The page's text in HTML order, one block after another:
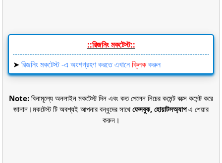
::রিজনিং মকটেস্ট::
➤রিজনিং মকটেস্ট -এ অংশগ্রহণ করতে এখানেক্লিককরুন
Note: বিনামূল্যে অনলাইন মকটেস্ট দিন এবং কত পেলেন নিচের কমেন্ট বক্সে কমেন্ট করে
জানান।মকটেস্ট টি অবশ্যই আপনার বন্ধুদের সাথেফেসবুক, হোয়াটসঅ্যাপএ শেয়ার
করুন।